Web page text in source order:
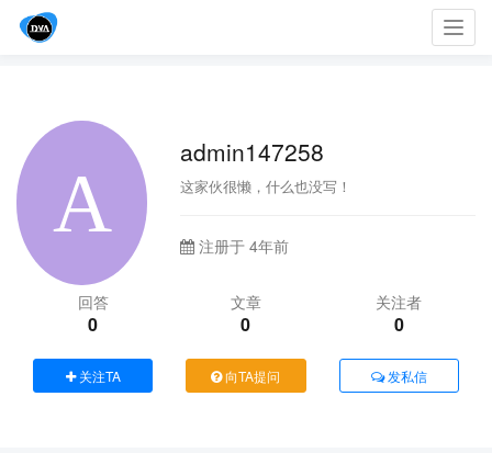
admin147258
这家伙很懒，什么也没写！
注册于 4年前
回答
0
文章
0
关注者
0
关注TA 向TA提问 发私信